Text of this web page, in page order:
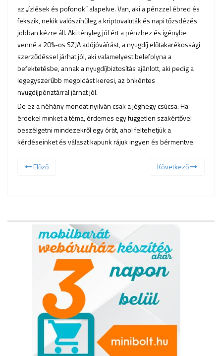
az „ízlések és pofonok” alapelve. Van, aki a pénzzel ébred és
fekszik, nekik valószínűleg a kriptovaluták és napi tőzsdézés
jobban kézre áll. Aki tényleg jól ért a pénzhez és igénybe
venné a 20%-os SZJA adójóváírást, a nyugdíj előtakarékossági
szerződéssel járhat jól, aki valamelyest belefolyna a
befektetésbe, annak a nyugdíjbiztosítás ajánlott, aki pedig a
legegyszerűbb megoldást keresi, az önkéntes
nyugdíjpénztárral járhat jól.
De ez a néhány mondat nyilván csak a jéghegy csúcsa. Ha
érdekel minket a téma, érdemes egy független szakértővel
beszélgetni mindezekről egy órát, ahol feltehetjük a
kérdéseinket és választ kapunk rájuk ingyen és bérmentve.
Előző Következő